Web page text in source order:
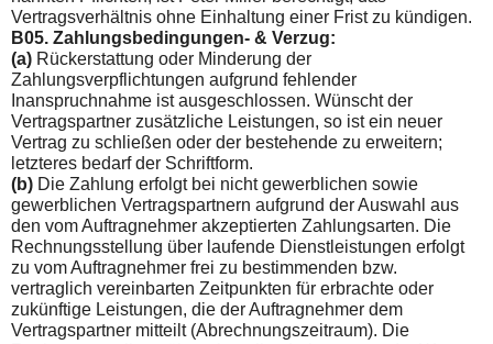
Vertragsver­hältnis ohne Einhaltung einer Frist zu kündigen.
B05. Zahlungsbedingungen- & Verzug:
(a) Rückerstattung oder Minderung der
Zahlungsverpflichtungen aufgrund fehlender
Inanspruchnahme ist ausgeschlossen. Wünscht der
Vertragspartner zusätzliche Leistungen, so ist ein neuer
Vertrag zu schließen oder der bestehende zu erweitern;
letzteres bedarf der Schriftform.
(b) Die Zahlung erfolgt bei nicht gewerblichen sowie
gewerbli­chen Vertragspartnern aufgrund der Auswahl aus
den vom Auf­tragnehmer akzeptierten Zahlungsarten. Die
Rechnungsstellung über laufende Dienstleistungen erfolgt
zu vom Auftragnehmer frei zu bestimmenden bzw.
vertraglich vereinbarten Zeitpunk­ten für erbrachte oder
zukünftige Leistungen, die der Auftrag­nehmer dem
Vertragspartner mitteilt (Abrechnungszeitraum). Die